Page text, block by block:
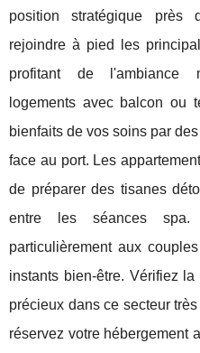
position stratégique près
rejoindre à pied les
profitant de l'ambiance
logements avec balcon ou
bienfaits de vos soins par
face au port. Les
de préparer des tisanes
entre les séances spa.
particulièrement aux
instants bien-être. Vérifiez
précieux dans ce secteur
réservez votre hébergement